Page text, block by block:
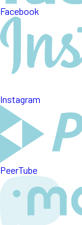
Facebook
Instagram
PeerTube